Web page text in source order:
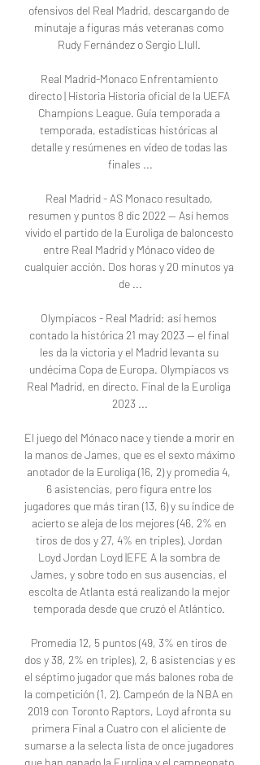
ofensivos del Real Madrid, descargando de
minutaje a figuras más veteranas como
Rudy Fernández o Sergio Llull.
Real Madrid-Monaco Enfrentamiento
directo | Historia Historia oficial de la UEFA
Champions League. Guía temporada a
temporada, estadísticas históricas al
detalle y resúmenes en vídeo de todas las
finales ...
Real Madrid - AS Monaco resultado,
resumen y puntos 8 dic 2022 — Así hemos
vivido el partido de la Euroliga de baloncesto
entre Real Madrid y Mónaco vídeo de
cualquier acción. Dos horas y 20 minutos ya
de ...
Olympiacos - Real Madrid: así hemos
contado la histórica 21 may 2023 — el final
les da la victoria y el Madrid levanta su
undécima Copa de Europa. Olympiacos vs
Real Madrid, en directo. Final de la Euroliga
2023 ...
El juego del Mónaco nace y tiende a morir en
la manos de James, que es el sexto máximo
anotador de la Euroliga (16, 2) y promedia 4,
6 asistencias, pero figura entre los
jugadores que más tiran (13, 6) y su índice de
acierto se aleja de los mejores (46, 2% en
tiros de dos y 27, 4% en triples). Jordan
Loyd Jordan Loyd |EFE A la sombra de
James, y sobre todo en sus ausencias, el
escolta de Atlanta está realizando la mejor
temporada desde que cruzó el Atlántico.
Promedia 12, 5 puntos (49, 3% en tiros de
dos y 38, 2% en triples), 2, 6 asistencias y es
el séptimo jugador que más balones roba de
la competición (1, 2). Campeón de la NBA en
2019 con Toronto Raptors, Loyd afronta su
primera Final a Cuatro con el aliciente de
sumarse a la selecta lista de once jugadores